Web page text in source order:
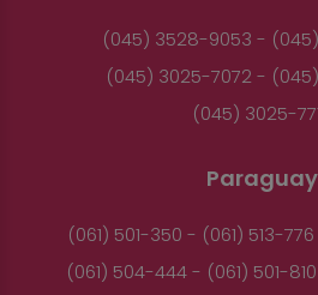
(045) 3528-9053 -
(045) 3025-7072 -
(045) 3025-
Paraguay
(061) 501-350 - (061) 513-
(061) 504-444 - (061) 501-